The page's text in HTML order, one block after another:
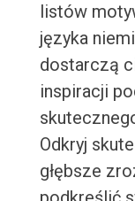
listów
języka
dostarczą
inspiracji
Odkryj
głębsze